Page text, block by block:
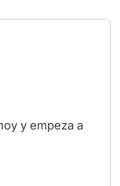
y empeza a